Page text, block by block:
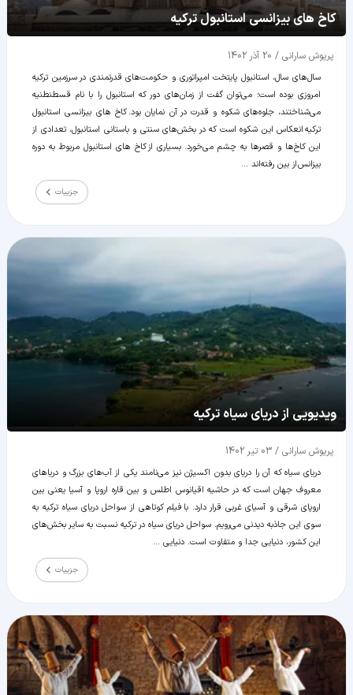
کاخ های بیزانسی استانبول ترکیه
پریوش سارانی / 20 آذر 1402
سال‌های سال، استانبول پایتخت امپراتوری و حکومت‌های قدرتمندی در سرزمین ترکیه
امروزی بوده است؛ می‌توان گفت از زمان‌های دور که استانبول را با نام قسطنطنیه
می‌شناختند، جلوه‌های شکوه و قدرت در آن نمایان بود. کاخ های بیزانسی استانبول
ترکیه انعکاس این شکوه است که در بخش‌های سنتی و باستانی استانبول، تعدادی از
این کاخ‌ها و قصرها به چشم می‌خورد. بسیاری از كاخ هاى استانبول مربوط به دوره
بیزانس از بین رفته‌اند ...
جزییات
ویدیویی از دریای سیاه ترکیه
پریوش سارانی / 03 تیر 1402
دریای سیاه که آن را دریای بدون اکسیژن نیز می‌نامند یکی از آب‌های بزرگ و دریاهای
معروف جهان است که در حاشیه اقیانوس اطلس و بین قاره اروپا و آسیا یعنی بین
اروپای شرقی و آسیای غربی قرار دارد. با فیلم کوتاهی از سواحل دریای سیاه ترکیه به
سوی این جاذبه دیدنی می‌رویم. سواحل دریای سیاه در ترکیه نسبت به سایر بخش‌های
این کشور، دنیایی جدا و متفاوت است. دنیایی ...
جزییات